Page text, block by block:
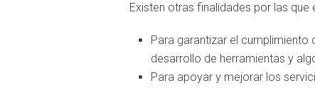
Existen otras finalidades por las
Para garantizar el cumplimiento
desarrollo de herramientas y
Para apoyar y mejorar los